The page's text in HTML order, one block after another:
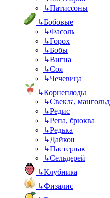
↳Патиссоны
↳Бобовые
↳Фасоль
↳Горох
↳Бобы
↳Вигна
↳Соя
↳Чечевица
↳Корнеплоды
↳Свекла, мангольд
↳Редис
↳Репа, брюква
↳Редька
↳Дайкон
↳Пастернак
↳Сельдерей
↳Клубника
↳Физалис